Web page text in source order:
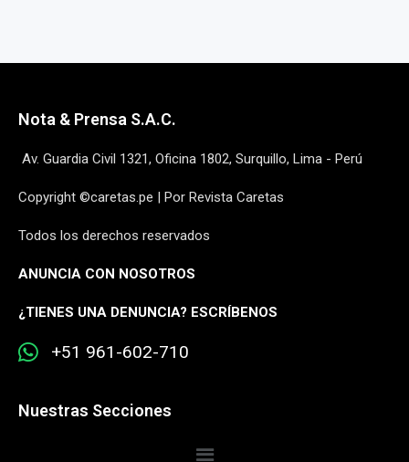
Nota & Prensa S.A.C.
Av. Guardia Civil 1321, Oficina 1802, Surquillo, Lima - Perú
Copyright ©caretas.pe | Por Revista Caretas
Todos los derechos reservados
ANUNCIA CON NOSOTROS
¿TIENES UNA DENUNCIA? ESCRÍBENOS
+51 961-602-710
Nuestras Secciones